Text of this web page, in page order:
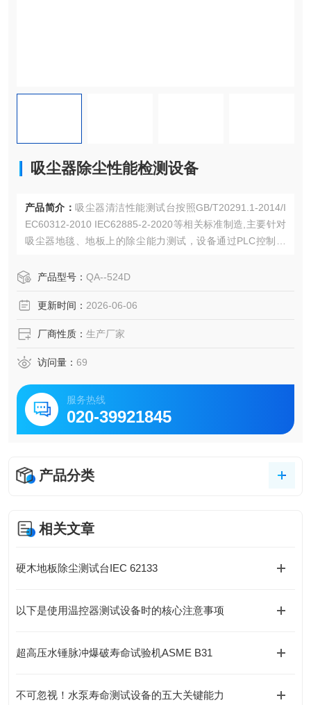
吸尘器除尘性能检测设备
产品简介： 吸尘器清洁性能测试台按照GB/T20291.1-2014/I
EC60312-2010 IEC62885-2-2020等相关标准制造,主要针对
吸尘器地毯、地板上的除尘能力测试，设备通过PLC控制，
对吸尘器除尘能力测试/清洁能力测试进行综合评价试验。
产品型号： QA--524D
更新时间： 2026-06-06
厂商性质： 生产厂家
访问量： 69
服务热线
020-39921845
产品分类
相关文章
硬木地板除尘测试台IEC 62133
以下是使用温控器测试设备时的核心注意事项
超高压水锤脉冲爆破寿命试验机ASME B31
不可忽视！水泵寿命测试设备的五大关键能力